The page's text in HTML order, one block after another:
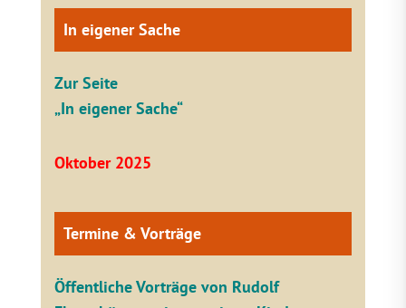
In eigener Sache
Zur Seite
„In eigener Sache“
Oktober 2025
Termine & Vorträge
Öffentliche Vorträge von Rudolf